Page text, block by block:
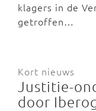
klagers in de
getroffen…
Kort nieuws
Justitie-
door